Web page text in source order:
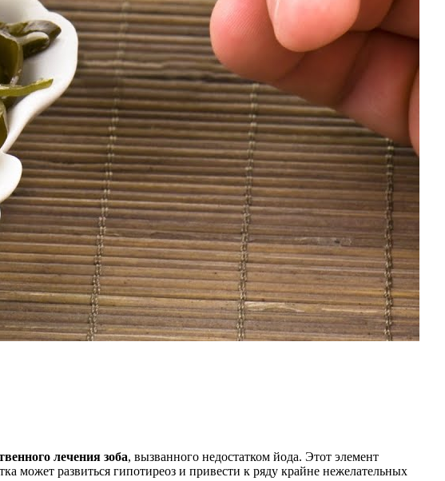
лечения зоба, вызванного недостатком йода. Этот элемент
может развиться гипотиреоз и привести к ряду крайне нежелательных